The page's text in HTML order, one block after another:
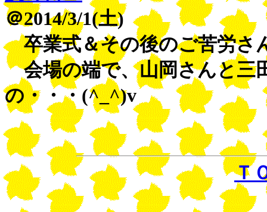
＠2014/3/1(土)
卒業式＆その後のご苦労さ
会場の端で、山岡さんと三
の・・・(^_^)v
Ｔ